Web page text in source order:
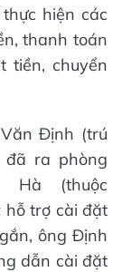
hiện các
thanh toán
tiền, chuyển
Định (trú
đã ra phòng
Hà (thuộc
hỗ trợ cài đặt
ông Định
dẫn cài đặt